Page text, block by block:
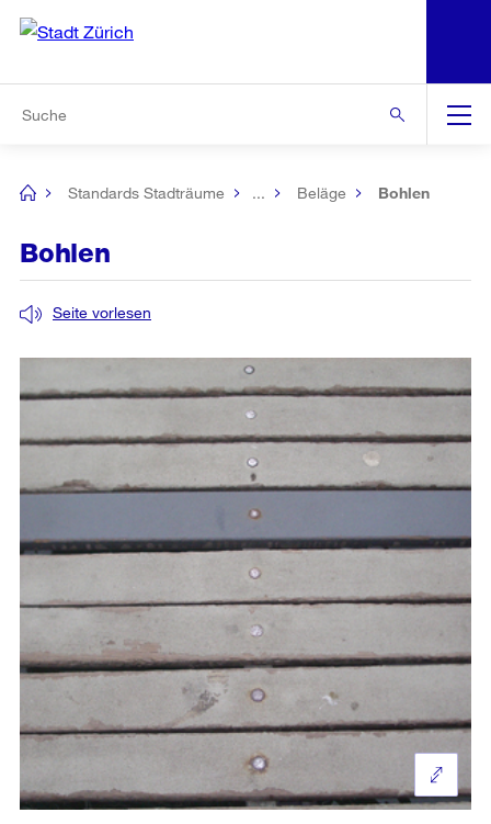
Navigation
[no
Standards Stadträume ... Beläge Bohlen
Bohlen
Seite vorlesen